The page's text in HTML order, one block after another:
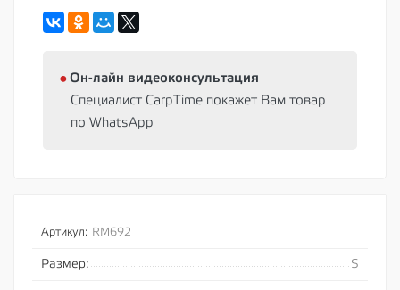
⦁ Oн-лайн видеоконсультация
Специалист CarpTime покажет Вам товар
по WhatsApp
Артикул: RM692
Размер: S